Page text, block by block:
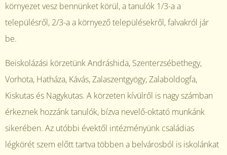
környezet vesz bennünket körül, a tanulók 1/3-a a
településről, 2/3-a a környező településekről, falvakról jár
be.
Beiskolázási körzetünk Andráshida, Szenterzsébethegy,
Vorhota, Hatháza, Kávás, Zalaszentgyögy, Zalaboldogfa,
Kiskutas és Nagykutas. A körzeten kívülről is nagy számban
érkeznek hozzánk tanulók, bízva nevelő-oktató munkánk
sikerében. Az utóbbi évektől intézményünk családias
légkörét szem előtt tartva többen a belvárosból is iskolánkat